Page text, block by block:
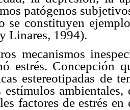
patógenos
se constituyen
Linares, 1994).
mecanismos
estrés. Concepción
estereotipadas de
estímulos
factores de estrés